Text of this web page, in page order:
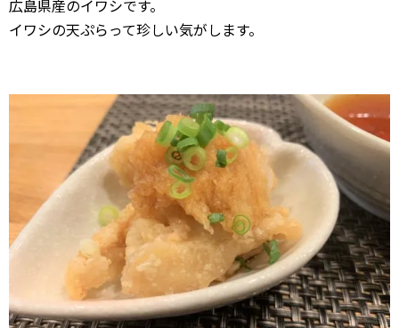
広島県産のイワシです。
イワシの天ぷらって珍しい気がします。